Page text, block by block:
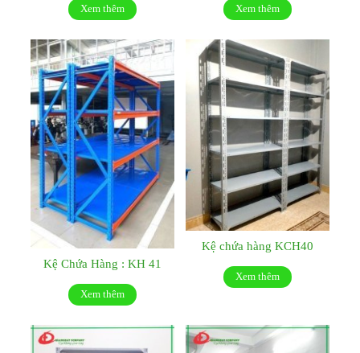
Xem thêm Xem thêm
Kệ Chứa Hàng : KH 41
Xem thêm
Kệ chứa hàng KCH40
Xem thêm